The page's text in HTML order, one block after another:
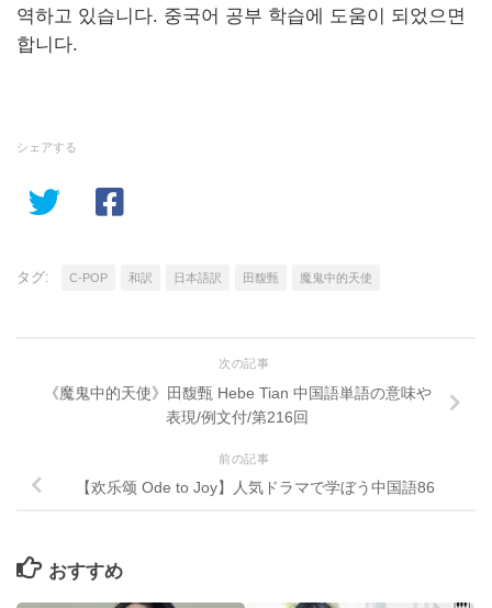
역하고 있습니다. 중국어 공부 학습에 도움이
되었으면
합니다.
シェアする
タグ: C-POP 和訳 日本語訳 田馥甄 魔鬼中的天使
次の記事
《魔鬼中的天使》田馥甄 Hebe Tian 中国語単語の意味や
表現/例文付/第216回
前の記事
【欢乐颂 Ode to Joy】人気ドラマで学ぼう中国語86
おすすめ